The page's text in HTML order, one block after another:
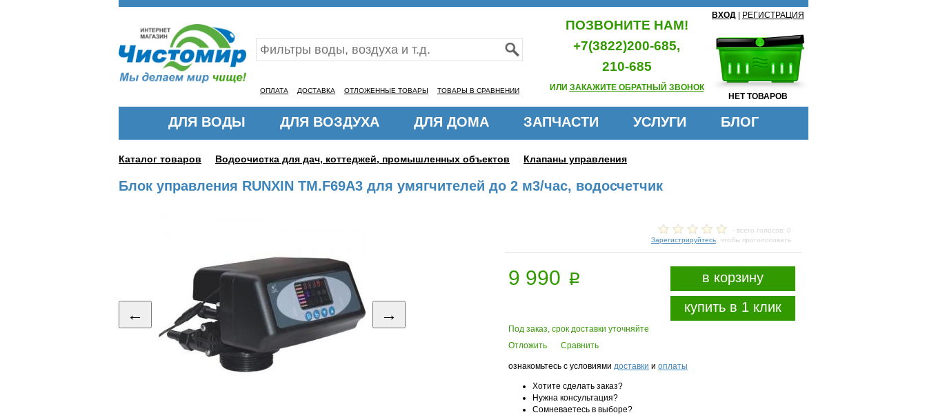
ОПЛАТА ДОСТАВКА ОТЛОЖЕННЫЕ ТОВАРЫ ТОВАРЫ В СРАВНЕНИИ
ПОЗВОНИТЕ НАМ!
+7(3822)200-685,
210-685
ИЛИ ЗАКАЖИТЕ ОБРАТНЫЙ ЗВОНОК
ВХОД РЕГИСТРАЦИЯ
НЕТ ТОВАРОВ
ДЛЯ ВОДЫ ДЛЯ ВОЗДУХА ДЛЯ ДОМА ЗАПЧАСТИ УСЛУГИ БЛОГ
Каталог товаров Водоочистка для дач, коттеджей, промышленных объектов Клапаны управления
Блок управления RUNXIN TM.F69A3 для умягчителей до 2 м3/час, водосчетчик
← →
- всего голосов: 0
Зарегистрируйтесь , чтобы проголосовать
9 990 p
в корзину
купить в 1 клик
Под заказ, срок доставки уточняйте
Отложить
Сравнить
ознакомьтесь с условиями доставки и оплаты
Хотите сделать заказ?
Нужна консультация?
Сомневаетесь в выборе?